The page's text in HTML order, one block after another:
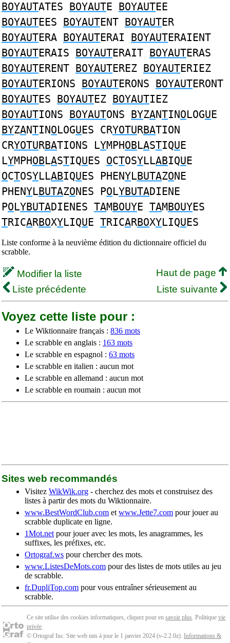
BOYAUTATES BOYAUTE BOYAUTEE
BOYAUTEES BOYAUTENT BOYAUTER
BOYAUTERA BOYAUTERAI BOYAUTERAIENT
BOYAUTERAIS BOYAUTERAIT BOYAUTERAS
BOYAUTERENT BOYAUTEREZ BOYAUTERIEZ
BOYAUTERIONS BOYAUTERONS BOYAUTERONT
BOYAUTES BOYAUTEZ BOYAUTIEZ
BOYAUTIONS BOYAUTONS BYZANTINOLOGUE
BYZANTINOLOGUES CRYOTURBATION
CRYOTURBATIONS LYMPHOBLASTIQUE
LYMPHOBLASTIQUES OCTOSYLLABIQUE
OCTOSYLLABIQUES PHENYLBUTAZONE
PHENYLBUTAZONES POLYBUTADIENE
POLYBUTADIENES TAMBOUYE TAMBOUYES
TRICARBOXYLIQUE TRICARBOXYLIQUES
Liste conforme à la neuvième édition du dictionnaire officiel du
scrabble.
Modifier la liste
Haut de page
Liste précédente
Liste suivante
Voyez cette liste pour :
Le Wiktionnaire français : 836 mots
Le scrabble en anglais : 163 mots
Le scrabble en espagnol : 63 mots
Le scrabble en italien : aucun mot
Le scrabble en allemand : aucun mot
Le scrabble en roumain : aucun mot
Sites web recommandés
Visitez WikWik.org - cherchez des mots et construisez des
listes à partir des mots du Wiktionnaire.
www.BestWordClub.com et www.Jette7.com pour jouer au
scrabble duplicate en ligne.
1Mot.net pour jouer avec les mots, les anagrammes, les
suffixes, les préfixes, etc.
Ortograf.ws pour chercher des mots.
www.ListesDeMots.com pour des listes de mots utiles au jeu
de scrabble.
fr.DupliTop.com pour vous entraîner sérieusement au
scrabble.
Ce site utilise des cookies informatiques, cliquez pour en savoir plus. Politique vie
privée.
© Ortograf Inc. Site web mis à jour le 1 janvier 2024 (v-2.2.0z). Informations &